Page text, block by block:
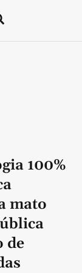
100%
mato
de